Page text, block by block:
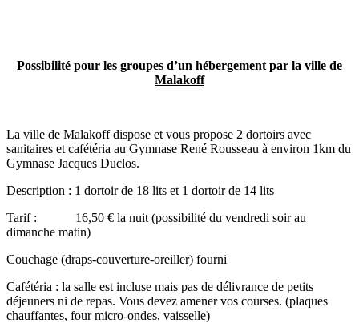
Possibilité pour les groupes d’un hébergement par la ville de
Malakoff
La ville de Malakoff dispose et vous propose 2 dortoirs avec
sanitaires et cafétéria au Gymnase René Rousseau à environ 1km du
Gymnase Jacques Duclos.
Description : 1 dortoir de 18 lits et 1 dortoir de 14 lits
Tarif : 16,50 € la nuit (possibilité du vendredi soir au
dimanche matin)
Couchage (draps-couverture-oreiller) fourni
Cafétéria : la salle est incluse mais pas de délivrance de petits
déjeuners ni de repas. Vous devez amener vos courses. (plaques
chauffantes, four micro-ondes, vaisselle)